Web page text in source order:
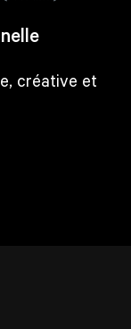
créative et